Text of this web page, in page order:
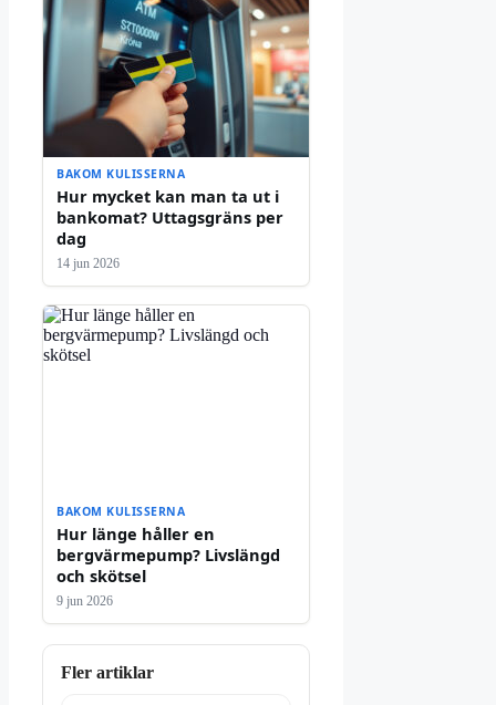
BAKOM KULISSERNA
Hur mycket kan man ta ut i
bankomat? Uttagsgräns per
dag
14 jun 2026
BAKOM KULISSERNA
Hur länge håller en
bergvärmepump? Livslängd
och skötsel
9 jun 2026
Fler artiklar